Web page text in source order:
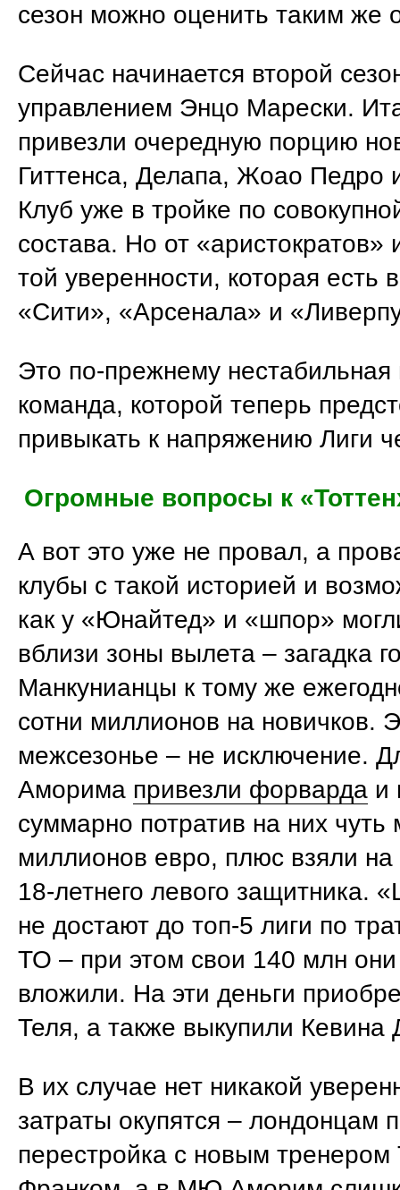
сезон можно оценить таким же
Сейчас начинается второй
управлением Энцо Марески.
привезли очередную порцию
Гиттенса, Делапа, Жоао Педро
Клуб уже в тройке по
состава. Но от «аристократов»
той уверенности, которая есть
«Сити», «Арсенала» и
Это по-прежнему
команда, которой теперь
привыкать к напряжению Лиги
Огромные вопросы к
А вот это уже не провал, а
клубы с такой историей и
как у «Юнайтед» и «шпор»
вблизи зоны вылета – загадка
Манкунианцы к тому же
сотни миллионов на новичков.
межсезонье – не исключение.
Аморима привезли форварда и
суммарно потратив на них
миллионов евро, плюс взяли на
18-летнего левого защитника.
не достают до топ-5 лиги по
ТО – при этом свои 140 млн
вложили. На эти деньги
Теля, а также выкупили Кевина
В их случае нет никакой
затраты окупятся – лондонцам
перестройка с новым